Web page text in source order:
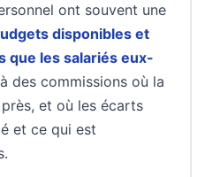
ont souvent une
disponibles et
que les salariés eux-
des commissions où la
et où les écarts
et ce qui est